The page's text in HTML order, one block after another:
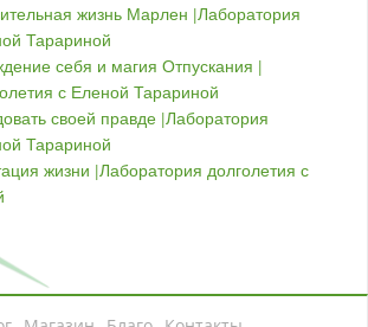
жизнь Марлен |Лаборатория
Тарариной
себя и магия Отпускания |
с Еленой Тарариной
своей правде |Лаборатория
Тарариной
жизни |Лаборатория долголетия с